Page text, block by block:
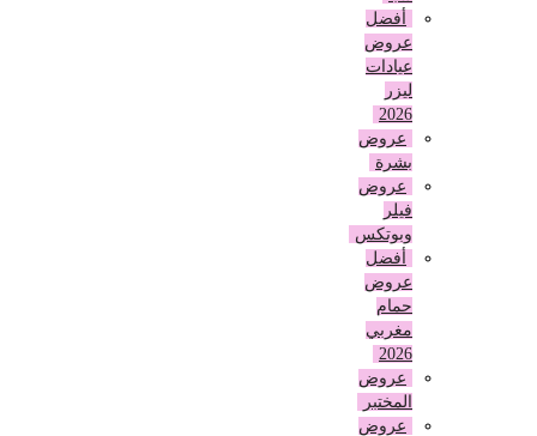
أفضل
عروض
عيادات
عروض
بشرة
عروض
وبوتكس
أفضل
عروض
حمام
مغربي
عروض
المختبر
عروض